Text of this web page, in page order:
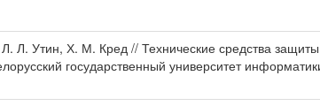
Л. Утин, Х. М. Кред // Технические средства
государственный университет